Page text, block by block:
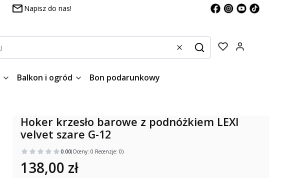
Napisz do nas!
WyczyśćSzukaj
Balkon i ogród Bon podarunkowy
Hoker krzesło barowe z podnóżkiem LEXI
velvet szare G-12
0.00(Oceny: 0 Recenzje: 0)
138,00 zł